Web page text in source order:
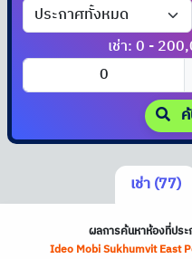
เช่า: 0 -
เช่า (77)
ผลการค้นหาห้องที่ประ
Ideo Mobi Sukhumvit East